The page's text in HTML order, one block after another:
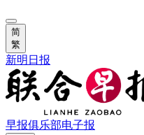
简
繁
新明日报
早报俱乐部电子报